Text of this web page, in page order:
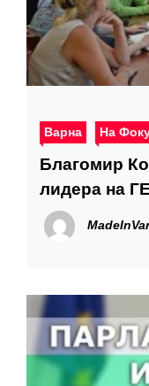
Варна На
Благомир
лидера на
отговори
съветници